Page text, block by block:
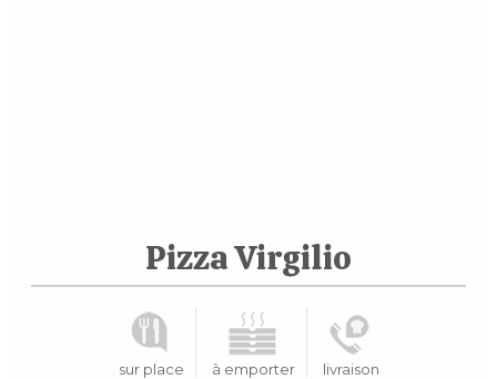
Pizza Virgilio
sur place à emporter livraison